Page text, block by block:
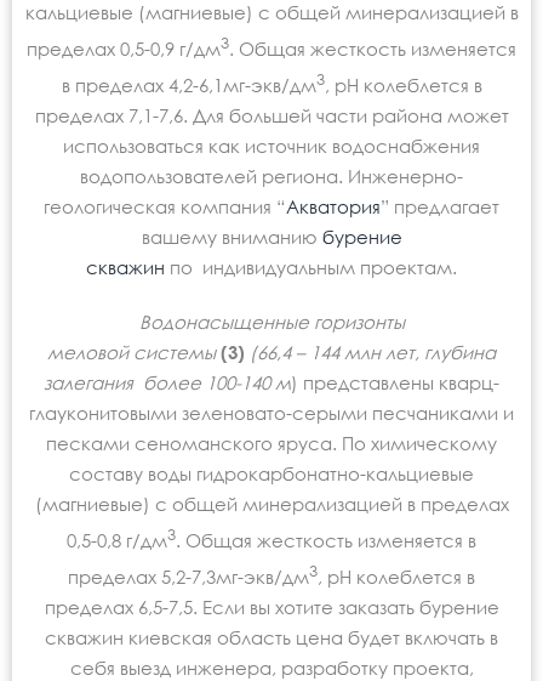
кальциевые (магниевые) с общей минерализацией в
пределах 0,5-0,9 г/дм3. Общая жесткость изменяется
в пределах 4,2-6,1мг-экв/дм3, рН колеблется в
пределах 7,1-7,6. Для большей части района может
использоваться как источник водоснабжения
водопользователей региона. Инженерно-
геологическая компания “Акватория” предлагает
вашему вниманию бурение
скважин по индивидуальным проектам.
Водонасыщенные горизонты
меловой системы(3) (66,4 – 144 млн лет, глубина
залегания более 100-140 м) представлены кварц-
глауконитовыми зеленовато-серыми песчаниками и
песками сеноманского яруса. По химическому
составу воды гидрокарбонатно-кальциевые
(магниевые) с общей минерализацией в пределах
0,5-0,8 г/дм3. Общая жесткость изменяется в
пределах 5,2-7,3мг-экв/дм3, рН колеблется в
пределах 6,5-7,5. Если вы хотите заказать бурение
скважин киевская область цена будет включать в
себя выезд инженера, разработку проекта,